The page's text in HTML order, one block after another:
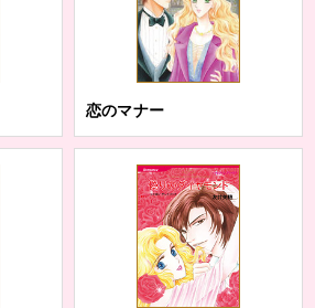
恋のマナー